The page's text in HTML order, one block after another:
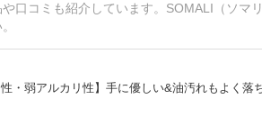
口コミも紹介しています。SOMALI（ソマ
・弱アルカリ性】手に優しい&油汚れもよく落